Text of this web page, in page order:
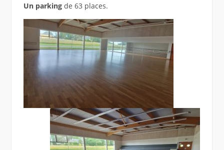
Un parkingde 63 places.